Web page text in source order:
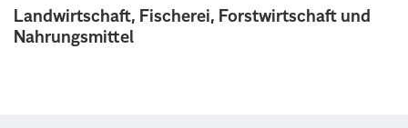
Landwirtschaft, Fischerei, Forstwirtschaft und
Nahrungsmittel